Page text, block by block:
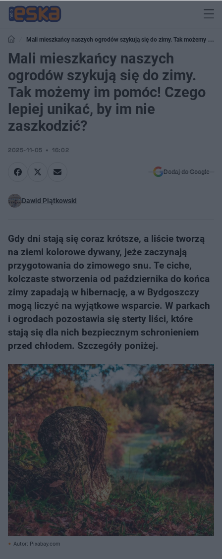
Mali mieszkańcy naszych ogrodów szykują się do zimy. Tak możemy im
pomóc! Czego lepiej unikać, by im nie zaszkodzić?
Mali mieszkańcy naszych
ogrodów szykują się do zimy.
Tak możemy im pomóc! Czego
lepiej unikać, by im nie
zaszkodzić?
2025-11-05 16:02
Dodaj do Google
Dawid Piątkowski
Gdy dni stają się coraz krótsze, a liście tworzą
na ziemi kolorowe dywany, jeże zaczynają
przygotowania do zimowego snu. Te ciche,
kolczaste stworzenia od października do końca
zimy zapadają w hibernację, a w Bydgoszczy
mogą liczyć na wyjątkowe wsparcie. W parkach
i ogrodach pozostawia się sterty liści, które
stają się dla nich bezpiecznym schronieniem
przed chłodem. Szczegóły poniżej.
Autor: Pixabay.com